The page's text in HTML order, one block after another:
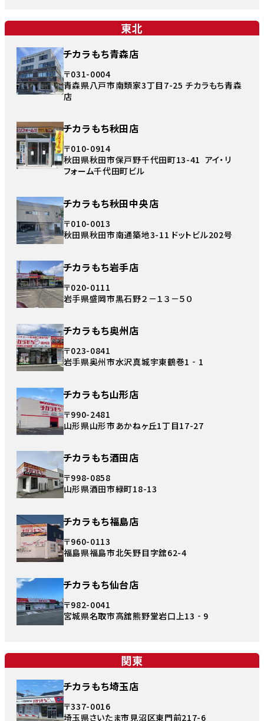
東北
チカラもち青森店
〒031-0004
青森県八戸市南類家3丁目7-25 チカラもち青森
店
チカラもち秋田店
〒010-0914
秋田県秋田市保戸野千代田町13-41 アイ・リ
フォーム千代田町ビル
チカラもち秋田中央店
〒010-0013
秋田県秋田市南通築地3-11 ドットビル202号
チカラもち岩手店
〒020-0111
岩手県盛岡市黒石野２－１３－５０
チカラもち奥州店
〒023-0841
岩手県奥州市水沢真城宇東鶴巻1‐1
チカラもち山形店
〒990-2481
山形県山形市あかねヶ丘1丁目17-27
チカラもち酒田店
〒998-0858
山形県酒田市緑町18-13
チカラもち福島店
〒960-0113
福島県福島市北矢野目字舘62-4
チカラもち仙台店
〒982-0041
宮城県名取市高舘熊野堂岩口上13‐9
関東
チカラもち埼玉店
〒337-0016
埼玉県さいたま市見沼区東門前217-6